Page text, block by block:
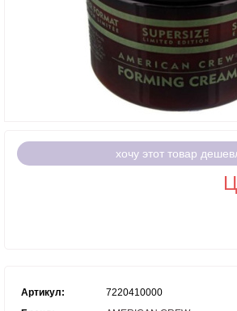
хочу этот товар
Артикул:
7220410000